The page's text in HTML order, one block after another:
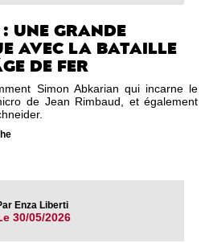
UNE GRANDE
AVEC LA BATAILLE
DE FER
Simon Abkarian qui incarne le
de Jean Rimbaud, et également
Enza Liberti
30/05/2026